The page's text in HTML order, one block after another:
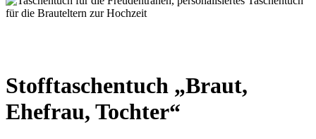
Stofftaschentuch „Braut,
Ehefrau, Tochter“